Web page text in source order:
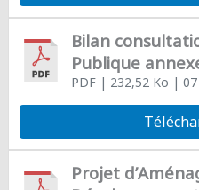
Bilan
Publique
PDF| 232,52 Ko |
Projet